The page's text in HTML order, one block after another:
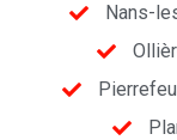
Nans-